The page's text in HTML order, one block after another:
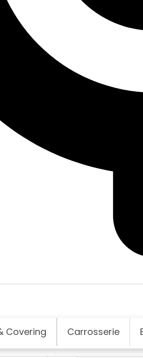
Covering Carrosserie